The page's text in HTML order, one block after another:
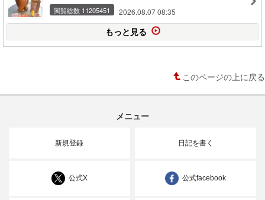
閲覧総数 11205451 2026.08.07 08:35
もっと見る
このページの上に戻る
メニュー
新規登録 日記を書く
公式X 公式facebook